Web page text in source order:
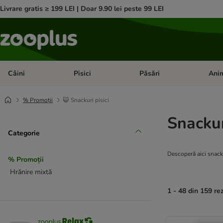
Livrare gratis ≥ 199 LEI | Doar 9.90 lei peste 99 LEI
Câini Deschideți meniul cu categorii: Câini
Pisici Deschideți meniul cu
Păsări
% Promoții 😺 Snackuri pisici
Categorie
% Promoții
Hrănire mixtă
Descoperă aici
1 - 48 din 159